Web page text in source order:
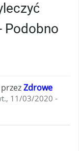
Podobno
Zdrowe
11/03/2020 -